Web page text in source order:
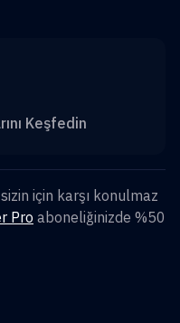
Keşfedin
için karşı konulmaz
Pro aboneliğinizde %50